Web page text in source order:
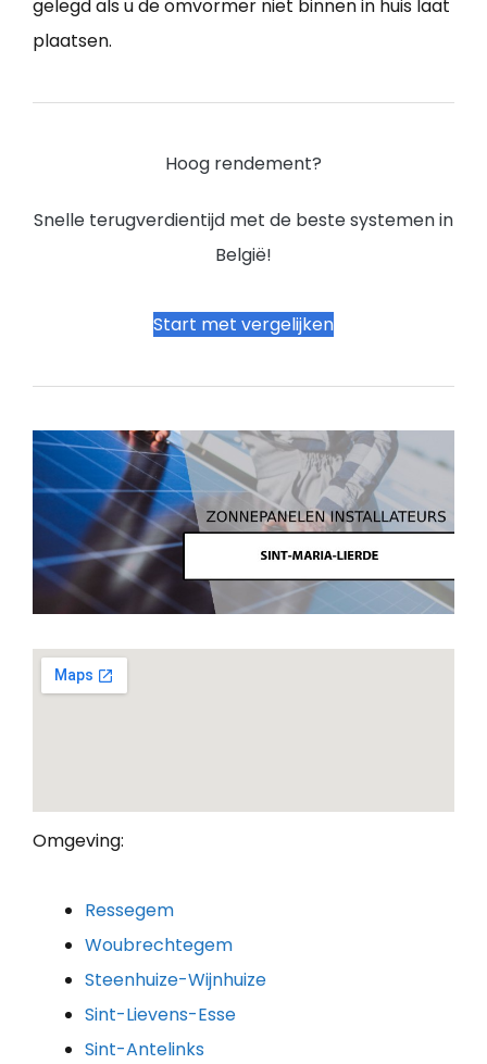
gelegd als u de omvormer niet binnen in huis laat
plaatsen.
Hoog rendement?
Snelle terugverdientijd met de beste systemen in
België!
Start met vergelijken
Omgeving:
Ressegem
Woubrechtegem
Steenhuize-Wijnhuize
Sint-Lievens-Esse
Sint-Antelinks